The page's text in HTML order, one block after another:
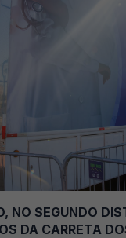
NO SEGUNDO
DA CARRETA